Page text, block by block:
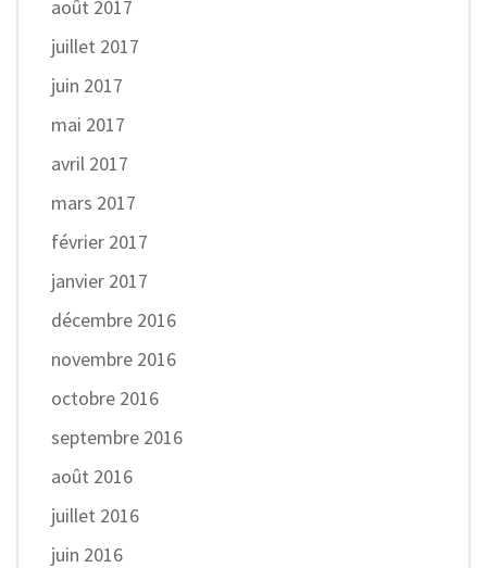
août 2017
juillet 2017
juin 2017
mai 2017
avril 2017
mars 2017
février 2017
janvier 2017
décembre 2016
novembre 2016
octobre 2016
septembre 2016
août 2016
juillet 2016
juin 2016